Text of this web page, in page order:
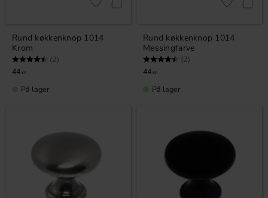
Rund køkkenknop 1014
Krom
Vurdering: (2)
44 KR
Gem som favorit
På lager
Rund køkkenknop 1014
Messingfarve
Vurdering: (2)
44 KR
Gem som
På lager